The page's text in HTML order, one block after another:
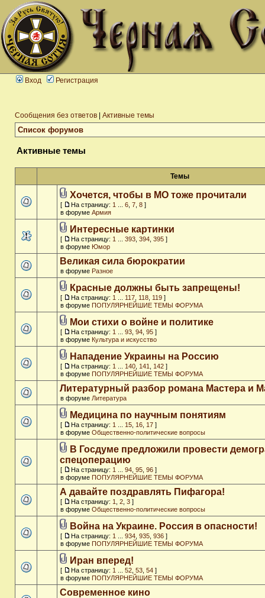
Вход Регистрация
Сообщения без ответов Активные темы
Список форумов
Активные темы
Темы
Хочется, чтобы в МО тоже прочитали
[ На страницу: 1 6 7 8 ]
в форуме Армия
Интересные картинки
[ На страницу: 1 393 394 395 ]
в форуме Юмор
Великая сила бюрократии
в форуме Разное
Красные должны быть запрещены!
[ На страницу: 1 117 118 119 ]
в форуме ПОПУЛЯРНЕЙШИЕ ТЕМЫ ФОРУМА
Мои стихи о войне и политике
[ На страницу: 1 93 94 95 ]
в форуме Культура и искусство
Нападение Украины на Россию
[ На страницу: 1 140 141 142 ]
в форуме ПОПУЛЯРНЕЙШИЕ ТЕМЫ ФОРУМА
Литературный разбор романа Мастера и
в форуме Литература
Медицина по научным понятиям
[ На страницу: 1 15 16 17 ]
в форуме Общественно-политические вопросы
В Госдуме предложили провести
спецоперацию
[ На страницу: 1 94 95 96 ]
в форуме ПОПУЛЯРНЕЙШИЕ ТЕМЫ ФОРУМА
А давайте поздравлять Пифагора!
[ На страницу: 1 2 3 ]
в форуме Общественно-политические вопросы
Война на Украине. Россия в опасности!
[ На страницу: 1 934 935 936 ]
в форуме ПОПУЛЯРНЕЙШИЕ ТЕМЫ ФОРУМА
Иран вперед!
[ На страницу: 1 52 53 54 ]
в форуме ПОПУЛЯРНЕЙШИЕ ТЕМЫ ФОРУМА
Современное кино